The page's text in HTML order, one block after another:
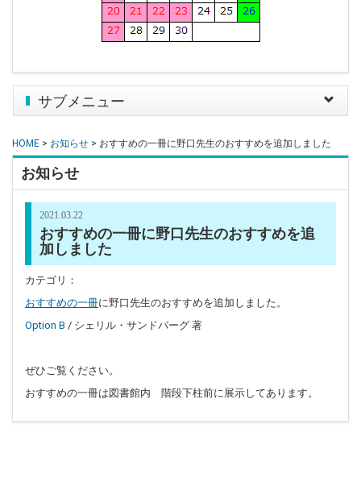
Toggle
サブメニュー
HOME > お知らせ > おすすめの一冊に野口先生のおすすめを追加しました
お知らせ
2021.03.22
おすすめの一冊に野口先生のおすすめを追
加しました
カテゴリ：
おすすめの一冊に野口先生のおすすめを追加しました。
Option B / シェリル・サンドバーグ 著
ぜひご覧ください。
おすすめの一冊は図書館内 階段下柱前に展示してあります。